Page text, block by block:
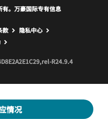
情况
。万豪国际专有信息
款
隐私中心
窗口
R24.9.4